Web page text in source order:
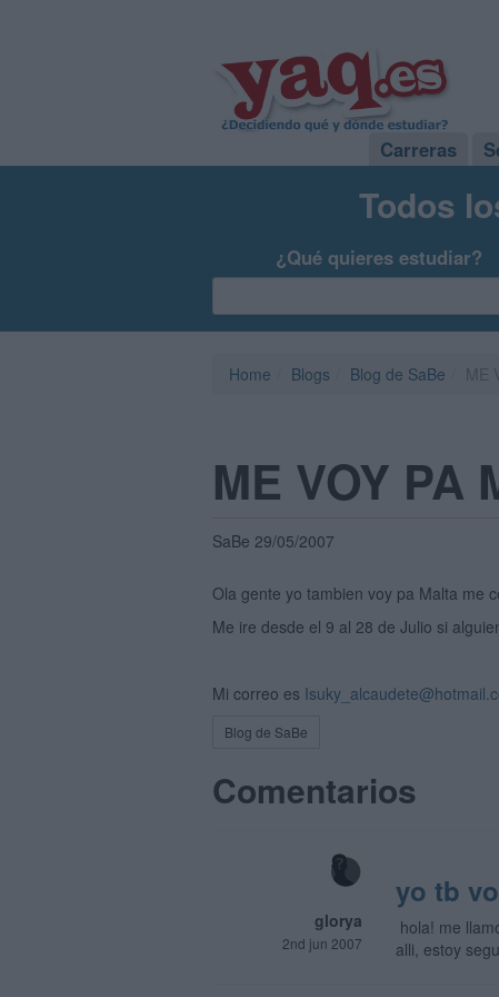
Carreras
Todos
¿Qué quieres estudiar?
Home Blogs Blog de SaBe
ME VOY PA
SaBe 29/05/2007
Ola gente yo tambien voy pa Malta me
Me ire desde el 9 al 28 de Julio si
Mi correo es
Blog de SaBe
Comentarios
glorya
2nd jun 2007
yo tb
hola! me
alli, estoy